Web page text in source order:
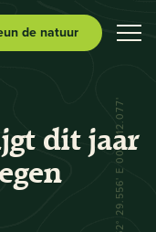
de natuur
dit jaar
N 52° 29.556' E 006° 12.077'